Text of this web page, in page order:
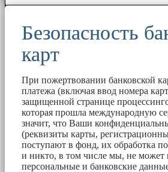
Безопасность
карт
При пожертвовании банковской
платежа (включая ввод номера
защищенной странице
которая прошла международную
значит, что Ваши
(реквизиты карты,
поступают в фонд, их обработка
и никто, в том числе мы, не может
персональные и банковские